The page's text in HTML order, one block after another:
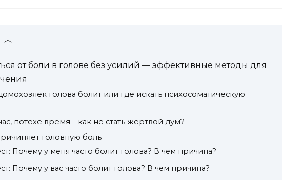
от боли в голове без усилий — эффективные методы для
голова болит или где искать психосоматическую
потехе время – как не стать жертвой дум?
головную боль
Почему у меня часто болит голова? В чем причина?
Почему у вас часто болит голова? В чем причина?